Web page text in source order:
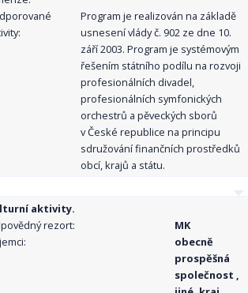
Program je realizován na základě
usnesení vlády č. 902 ze dne 10.
září 2003. Program je systémovým
řešením státního podílu na rozvoji
profesionálních divadel,
profesionálních symfonických
orchestrů a pěveckých sborů
v České republice na principu
sdružování finančních prostředků
obcí, krajů a státu.
aktivity.
rezort:
MK
obecně
prospěšná
společnost ,